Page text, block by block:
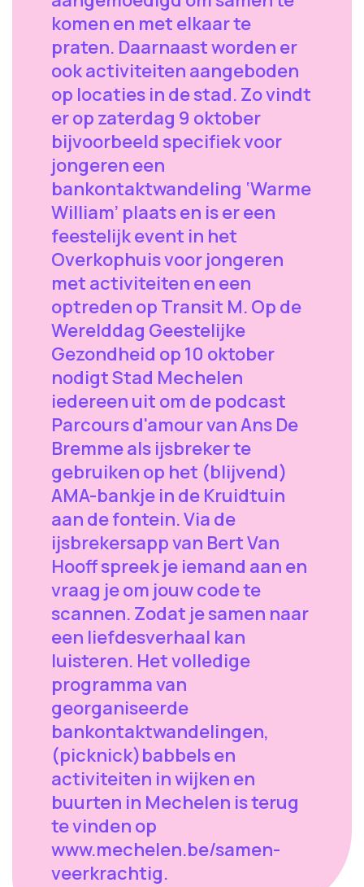
komen en met elkaar te
praten. Daarnaast worden er
ook activiteiten aangeboden
op locaties in de stad. Zo vindt
er op zaterdag 9 oktober
bijvoorbeeld specifiek voor
jongeren een
bankontaktwandeling ‘Warme
William’ plaats en is er een
feestelijk event in het
Overkophuis voor jongeren
met activiteiten en een
optreden op Transit M. Op de
Werelddag Geestelijke
Gezondheid op 10 oktober
nodigt Stad Mechelen
iedereen uit om de podcast
Parcours d'amour van Ans De
Bremme als ijsbreker te
gebruiken op het (blijvend)
AMA-bankje in de Kruidtuin
aan de fontein. Via de
ijsbrekersapp van Bert Van
Hooff spreek je iemand aan en
vraag je om jouw code te
scannen. Zodat je samen naar
een liefdesverhaal kan
luisteren. Het volledige
programma van
georganiseerde
bankontaktwandelingen,
(picknick)babbels en
activiteiten in wijken en
buurten in Mechelen is terug
te vinden op
www.mechelen.be/samen-
veerkrachtig.